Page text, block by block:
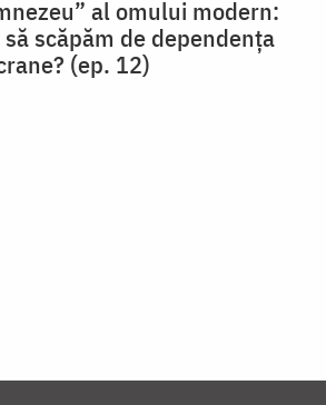
al omului modern:
să scăpăm de dependența
(ep. 12)